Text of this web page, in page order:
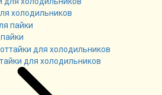
холодильников
для холодильников